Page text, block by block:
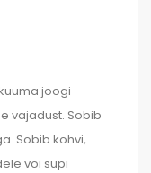
joogi
vajadust. Sobib
Sobib kohvi,
või supi